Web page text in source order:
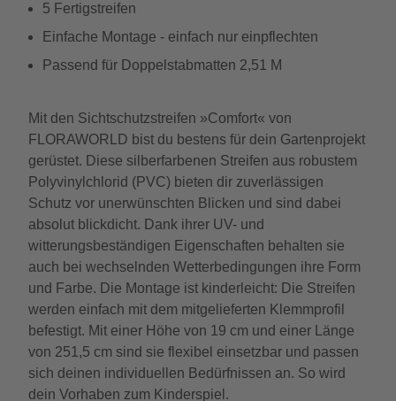
5 Fertigstreifen
Einfache Montage - einfach nur einpflechten
Passend für Doppelstabmatten 2,51 M
Mit den Sichtschutzstreifen »Comfort« von
FLORAWORLD bist du bestens für dein Gartenprojekt
gerüstet. Diese silberfarbenen Streifen aus robustem
Polyvinylchlorid (PVC) bieten dir zuverlässigen
Schutz vor unerwünschten Blicken und sind dabei
absolut blickdicht. Dank ihrer UV- und
witterungsbeständigen Eigenschaften behalten sie
auch bei wechselnden Wetterbedingungen ihre Form
und Farbe. Die Montage ist kinderleicht: Die Streifen
werden einfach mit dem mitgelieferten Klemmprofil
befestigt. Mit einer Höhe von 19 cm und einer Länge
von 251,5 cm sind sie flexibel einsetzbar und passen
sich deinen individuellen Bedürfnissen an. So wird
dein Vorhaben zum Kinderspiel.